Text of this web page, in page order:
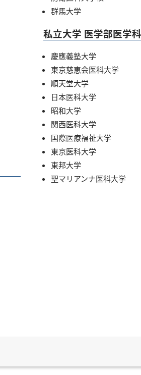
群馬大学
私立大学 医学部医学科
慶應義塾大学
東京慈恵会医科大学
順天堂大学
日本医科大学
昭和大学
関西医科大学
国際医療福祉大学
東京医科大学
東邦大学
聖マリアンナ医科大学